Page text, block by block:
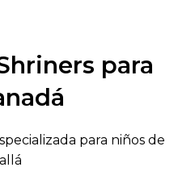
para
para niños de